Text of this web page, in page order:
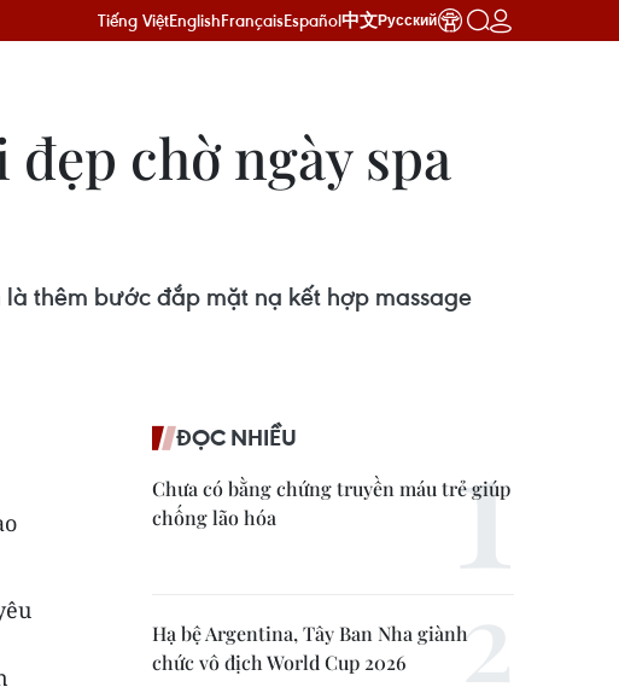
Tiếng ViệtEnglishFrançaisEspañol中文Русский
chờ ngày spa
thêm bước đắp mặt nạ kết hợp massage
ĐỌC NHIỀU
Chưa có bằng chứng truyền máu trẻ giúp
chống lão hóa
Hạ bệ Argentina, Tây Ban Nha giành
chức vô địch World Cup 2026